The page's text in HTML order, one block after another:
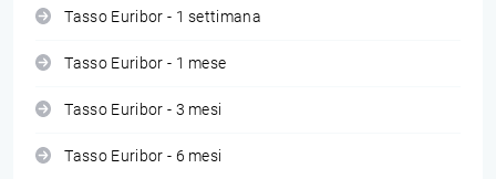
Tasso Euribor - 1 settimana
Tasso Euribor - 1 mese
Tasso Euribor - 3 mesi
Tasso Euribor - 6 mesi